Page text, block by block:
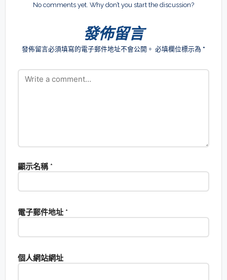
No comments yet. Why don’t you start the discussion?
發佈留言
發佈留言必須填寫的電子郵件地址不會公開。 必填欄位標示為 *
顯示名稱 *
電子郵件地址 *
個人網站網址